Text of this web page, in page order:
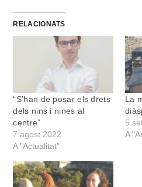
RELACIONATS
“S’han de posar els drets
dels nins i nines al
centre”
7 agost 2022
A "Actualitat"
La
5
A